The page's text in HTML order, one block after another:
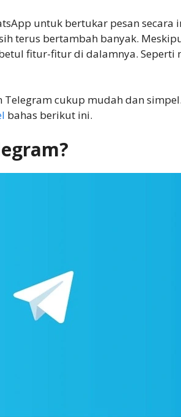
untuk bertukar pesan secara
terus bertambah banyak.
fitur-fitur di dalamnya. Seperti
cukup mudah dan
bahas berikut ini.